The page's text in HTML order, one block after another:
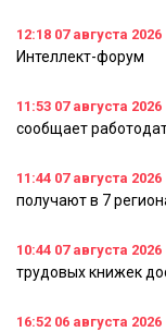
12:18 07 августа 2026
Интеллект-форум
11:53 07 августа 2026
сообщает
11:44 07 августа 2026
получают в 7
10:44 07 августа 2026
трудовых книжек
16:52 06 августа 2026